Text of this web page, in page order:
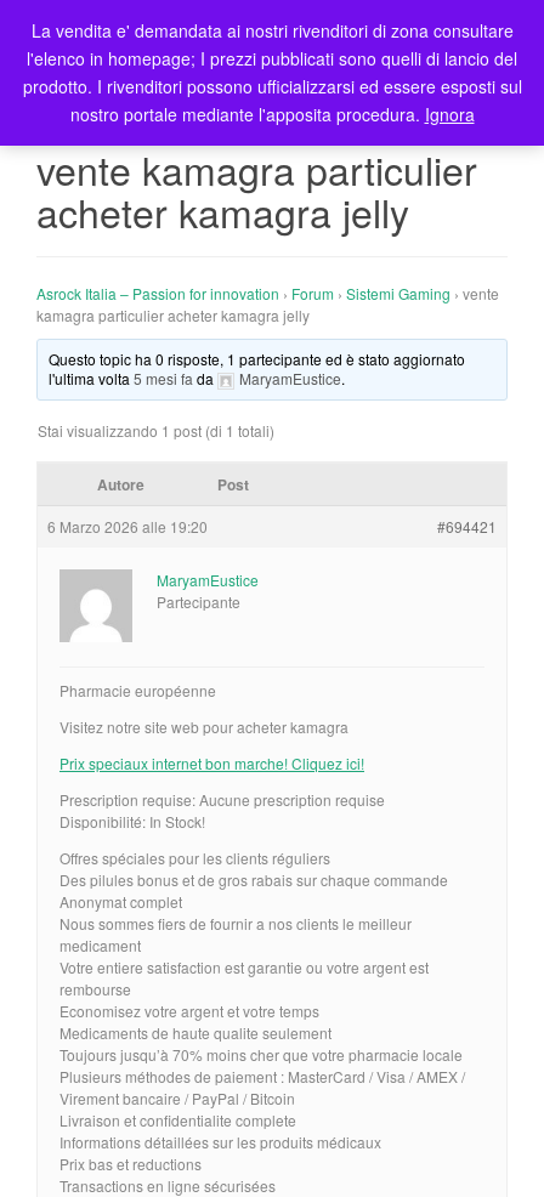
T
o
g
l
a
i
vente kamagra particulier
acheter kamagra jelly
Asrock Italia – Passion for innovation › Forum › Sistemi Gaming › vente
kamagra particulier acheter kamagra jelly
Questo topic ha 0 risposte, 1 partecipante ed è stato aggiornato
l'ultima volta5 mesi fa da MaryamEustice.
Stai visualizzando 1 post (di 1 totali)
Autore Post
6 Marzo 2026 alle 19:20 #694421
MaryamEustice
Partecipante
Pharmacie européenne
Visitez notre site web pour acheter kamagra
Prix speciaux internet bon marche! Cliquez ici!
Prescription requise: Aucune prescription requise
Disponibilité: In Stock!
Offres spéciales pour les clients réguliers
Des pilules bonus et de gros rabais sur chaque commande
Anonymat complet
Nous sommes fiers de fournir a nos clients le meilleur
medicament
Votre entiere satisfaction est garantie ou votre argent est
rembourse
Economisez votre argent et votre temps
Medicaments de haute qualite seulement
Toujours jusqu’à 70% moins cher que votre pharmacie locale
Plusieurs méthodes de paiement : MasterCard / Visa / AMEX /
Virement bancaire / PayPal / Bitcoin
Livraison et confidentialite complete
Informations détaillées sur les produits médicaux
Prix bas et reductions
Transactions en ligne sécurisées
La vendita e' demandata ai nostri rivenditori di zona consultare
l'elenco in homepage; I prezzi pubblicati sono quelli di lancio del
prodotto. I rivenditori possono ufficializzarsi ed essere esposti sul
nostro portale mediante l'apposita procedura. Ignora